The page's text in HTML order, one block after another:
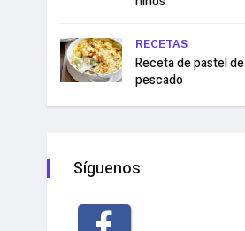
RECETAS
Receta de pastel de
pescado
Síguenos